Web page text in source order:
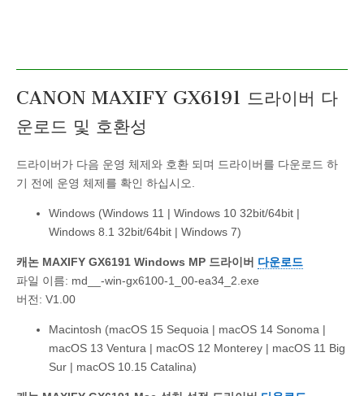
CANON MAXIFY GX6191 드라이버 다
운로드 및 호환성
드라이버가 다음 운영 체제와 호환 되며 드라이버를 다운로드 하
기 전에 운영 체제를 확인 하십시오.
Windows (Windows 11 | Windows 10 32bit/64bit |
Windows 8.1 32bit/64bit | Windows 7)
캐논 MAXIFY GX6191 Windows MP 드라이버 다운로드
파일 이름: md__-win-gx6100-1_00-ea34_2.exe
버전: V1.00
Macintosh (macOS 15 Sequoia | macOS 14 Sonoma |
macOS 13 Ventura | macOS 12 Monterey | macOS 11 Big
Sur | macOS 10.15 Catalina)